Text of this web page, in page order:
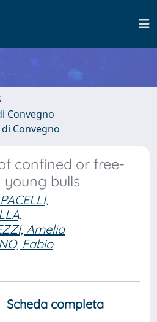
Convegno
Convegno
confined or free-
young bulls
PACELLI,
Amelia
Fabio
Scheda completa